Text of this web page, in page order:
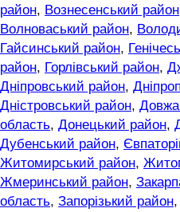
район, Вознесенський район
Волноваський район,
Гайсинський район,
район, Горлівський район,
Дніпровський район,
Дністровський район,
область, Донецький район,
Дубенський район,
Житомирський район,
Жмеринський район,
область, Запорізький район,